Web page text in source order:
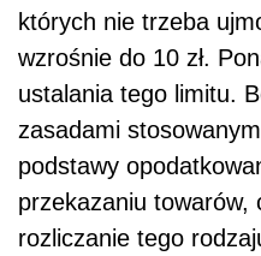
których nie trzeba
wzrośnie do 10 zł.
ustalania tego limitu.
zasadami
podstawy
przekazaniu towarów,
rozliczanie tego